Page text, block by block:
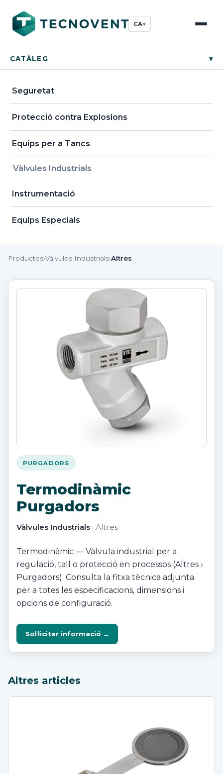
CA▾
CATÀLEG ▾
Seguretat
Protecció contra Explosions
Equips per a Tancs
Vàlvules Industrials
Instrumentació
Equips Especials
Productes›Vàlvules Industrials›Altres
PURGADORS
Termodinàmic
Purgadors
Vàlvules Industrials · Altres
Termodinàmic — Vàlvula industrial per a
regulació, tall o protecció en processos (Altres ›
Purgadors). Consulta la fitxa tècnica adjunta
per a totes les especificacions, dimensions i
opcions de configuració.
Sol·licitar informació →
Altres articles